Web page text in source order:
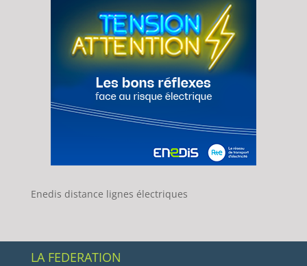
Enedis distance lignes électriques
LA FEDERATION